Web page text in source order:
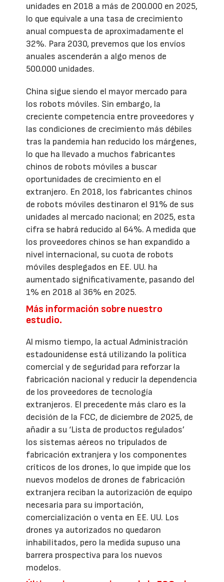
unidades en 2018 a más de 200.000 en 2025,
lo que equivale a una tasa de crecimiento
anual compuesta de aproximadamente el
32%. Para 2030, prevemos que los envíos
anuales ascenderán a algo menos de
500.000 unidades.
China sigue siendo el mayor mercado para
los robots móviles. Sin embargo, la
creciente competencia entre proveedores y
las condiciones de crecimiento más débiles
tras la pandemia han reducido los márgenes,
lo que ha llevado a muchos fabricantes
chinos de robots móviles a buscar
oportunidades de crecimiento en el
extranjero. En 2018, los fabricantes chinos
de robots móviles destinaron el 91% de sus
unidades al mercado nacional; en 2025, esta
cifra se habrá reducido al 64%. A medida que
los proveedores chinos se han expandido a
nivel internacional, su cuota de robots
móviles desplegados en EE. UU. ha
aumentado significativamente, pasando del
1% en 2018 al 36% en 2025.
Más información sobre nuestro
estudio.
Al mismo tiempo, la actual Administración
estadounidense está utilizando la política
comercial y de seguridad para reforzar la
fabricación nacional y reducir la dependencia
de los proveedores de tecnología
extranjeros. El precedente más claro es la
decisión de la FCC, de diciembre de 2025, de
añadir a su ‘Lista de productos regulados’
los sistemas aéreos no tripulados de
fabricación extranjera y los componentes
críticos de los drones, lo que impide que los
nuevos modelos de drones de fabricación
extranjera reciban la autorización de equipo
necesaria para su importación,
comercialización o venta en EE. UU. Los
drones ya autorizados no quedaron
inhabilitados, pero la medida supuso una
barrera prospectiva para los nuevos
modelos.